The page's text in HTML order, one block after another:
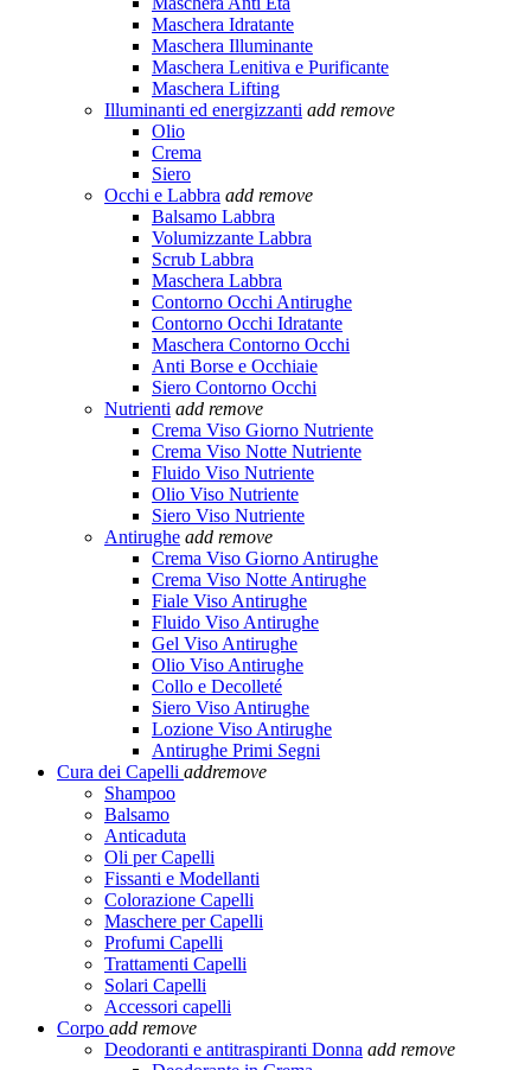
Maschera Idratante
Maschera Illuminante
Maschera Lenitiva e Purificante
Maschera Lifting
Illuminanti ed energizzanti add remove
Olio
Crema
Siero
Occhi e Labbra add remove
Balsamo Labbra
Volumizzante Labbra
Scrub Labbra
Maschera Labbra
Contorno Occhi Antirughe
Contorno Occhi Idratante
Maschera Contorno Occhi
Anti Borse e Occhiaie
Siero Contorno Occhi
Nutrienti add remove
Crema Viso Giorno Nutriente
Crema Viso Notte Nutriente
Fluido Viso Nutriente
Olio Viso Nutriente
Siero Viso Nutriente
Antirughe add remove
Crema Viso Giorno Antirughe
Crema Viso Notte Antirughe
Fiale Viso Antirughe
Fluido Viso Antirughe
Gel Viso Antirughe
Olio Viso Antirughe
Collo e Decolleté
Siero Viso Antirughe
Lozione Viso Antirughe
Antirughe Primi Segni
Cura dei Capelli addremove
Shampoo
Balsamo
Anticaduta
Oli per Capelli
Fissanti e Modellanti
Colorazione Capelli
Maschere per Capelli
Profumi Capelli
Trattamenti Capelli
Solari Capelli
Accessori capelli
Corpo add remove
Deodoranti e antitraspiranti Donna add remove